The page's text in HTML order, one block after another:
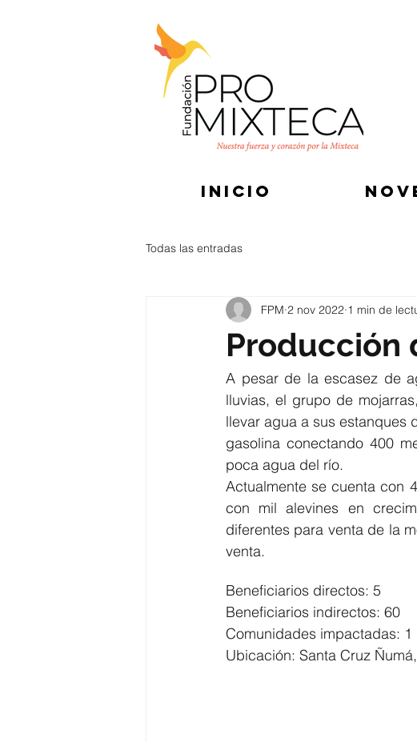
INICIO
Todas las entradas
Producción
FPM 2 nov 2022 1 min de
A pesar de la escasez de
lluvias, el grupo de
llevar agua a sus estanques
gasolina conectando 400
poca agua del río.
Actualmente se cuenta con
con mil alevines en
diferentes para venta de la
venta.
Beneficiarios directos: 5
Beneficiarios indirectos: 60
Comunidades impactadas: 1
Ubicación: Santa Cruz